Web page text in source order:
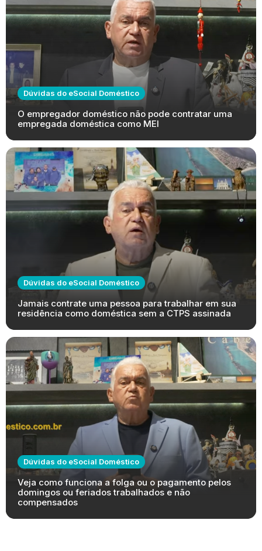
Dúvidas do eSocial Doméstico
O empregador doméstico não pode contratar uma
empregada doméstica como MEI
Dúvidas do eSocial Doméstico
Jamais contrate uma pessoa para trabalhar em sua
residência como doméstica sem a CTPS assinada
Dúvidas do eSocial Doméstico
Veja como funciona a folga ou o pagamento pelos
domingos ou feriados trabalhados e não
compensados